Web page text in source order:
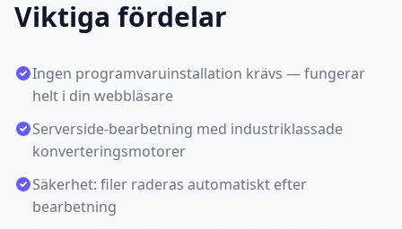
Viktiga fördelar
Ingen programvaruinstallation krävs — fungerar
helt i din webbläsare
Serverside-bearbetning med industriklassade
konverteringsmotorer
Säkerhet: filer raderas automatiskt efter
bearbetning